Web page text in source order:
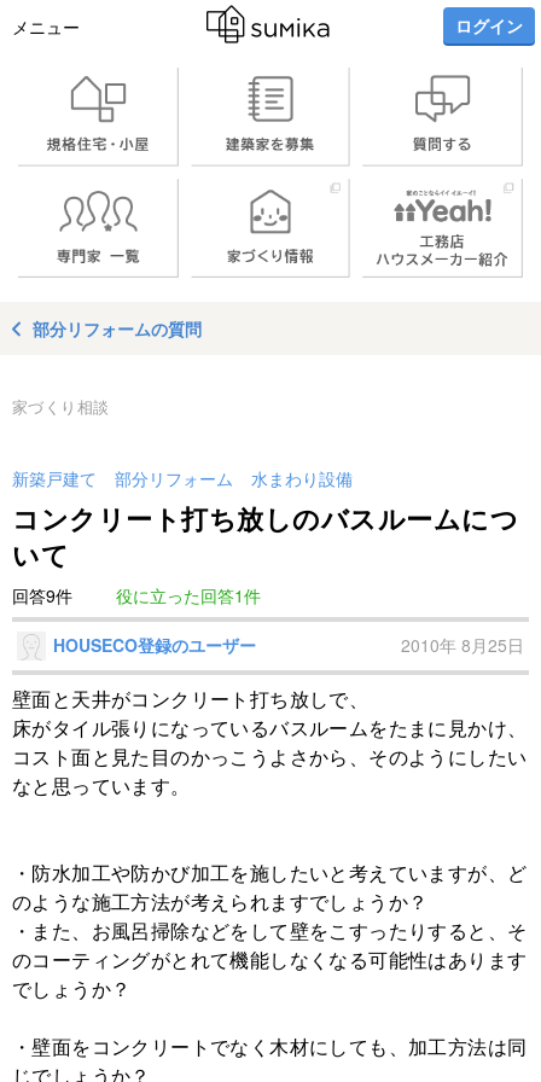
メニュー ログイン
部分リフォームの質問
家づくり相談
新築戸建て 部分リフォーム 水まわり設備
コンクリート打ち放しのバスルームにつ
いて
回答9件 役に立った回答1件
HOUSECO登録のユーザー 2010年 8月25日
壁面と天井がコンクリート打ち放しで、
床がタイル張りになっているバスルームをたまに見かけ、
コスト面と見た目のかっこうよさから、そのようにしたい
なと思っています。
・防水加工や防かび加工を施したいと考えていますが、ど
のような施工方法が考えられますでしょうか？
・また、お風呂掃除などをして壁をこすったりすると、そ
のコーティングがとれて機能しなくなる可能性はあります
でしょうか？
・壁面をコンクリートでなく木材にしても、加工方法は同
じでしょうか？